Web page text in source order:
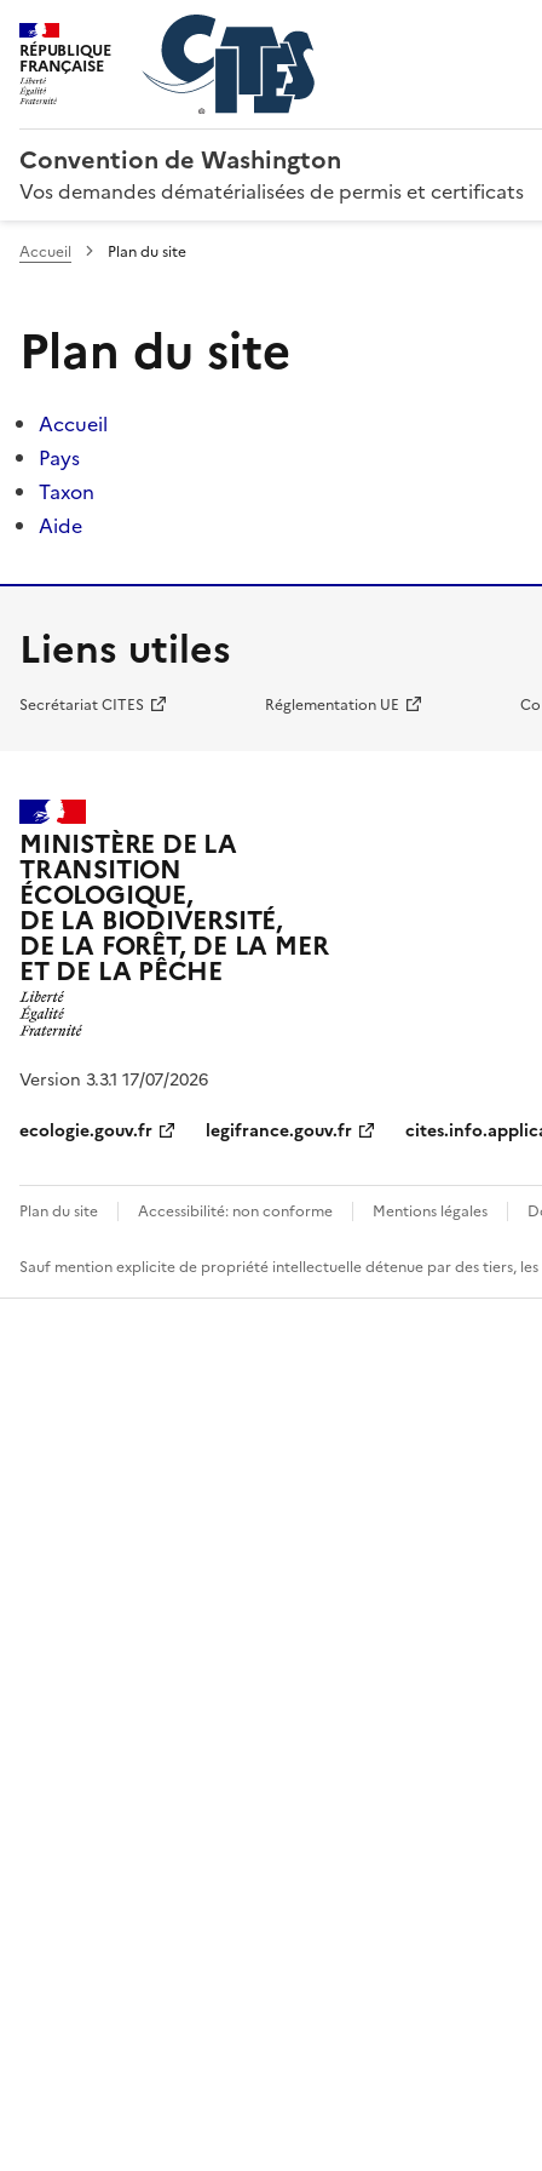
RÉPUBLIQUE
FRANÇAISE
Convention de Washington
Vos demandes dématérialisées de permis et certificats
Accueil Plan du site
Plan du site
Accueil
Pays
Taxon
Aide
Liens utiles
Secrétariat CITES Réglementation UE
MINISTÈRE DE LA
TRANSITION
ÉCOLOGIQUE,
DE LA BIODIVERSITÉ,
DE LA FORÊT, DE LA MER
ET DE LA PÊCHE
Version 3.3.1 17/07/2026
ecologie.gouv.fr
legifrance.gouv.fr
Plan du site Accessibilité: non conforme Mentions légales
Sauf mention explicite de propriété intellectuelle détenue par des tiers,